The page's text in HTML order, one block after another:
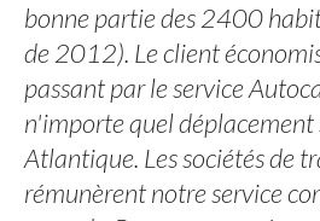
bonne partie des 2400
de 2012). Le client
passant par le service
n'importe quel
Atlantique. Les sociétés de
rémunèrent notre service